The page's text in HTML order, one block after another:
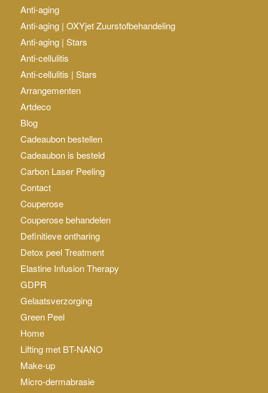
Anti-aging
Anti-aging | OXYjet Zuurstofbehandeling
Anti-aging | Stars
Anti-cellulitis
Anti-cellulitis | Stars
Arrangementen
Artdeco
Blog
Cadeaubon bestellen
Cadeaubon is besteld
Carbon Laser Peeling
Contact
Couperose
Couperose behandelen
Definitieve ontharing
Detox peel Treatment
Elastine Infusion Therapy
GDPR
Gelaatsverzorging
Green Peel
Home
Lifting met BT-NANO
Make-up
Micro-dermabrasie